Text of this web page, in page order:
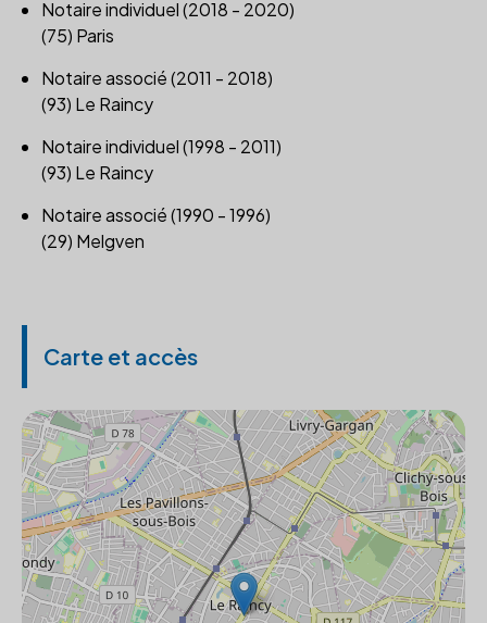
Notaire individuel (2018 - 2020)
(75) Paris
Notaire associé (2011 - 2018)
(93) Le Raincy
Notaire individuel (1998 - 2011)
(93) Le Raincy
Notaire associé (1990 - 1996)
(29) Melgven
Carte et accès